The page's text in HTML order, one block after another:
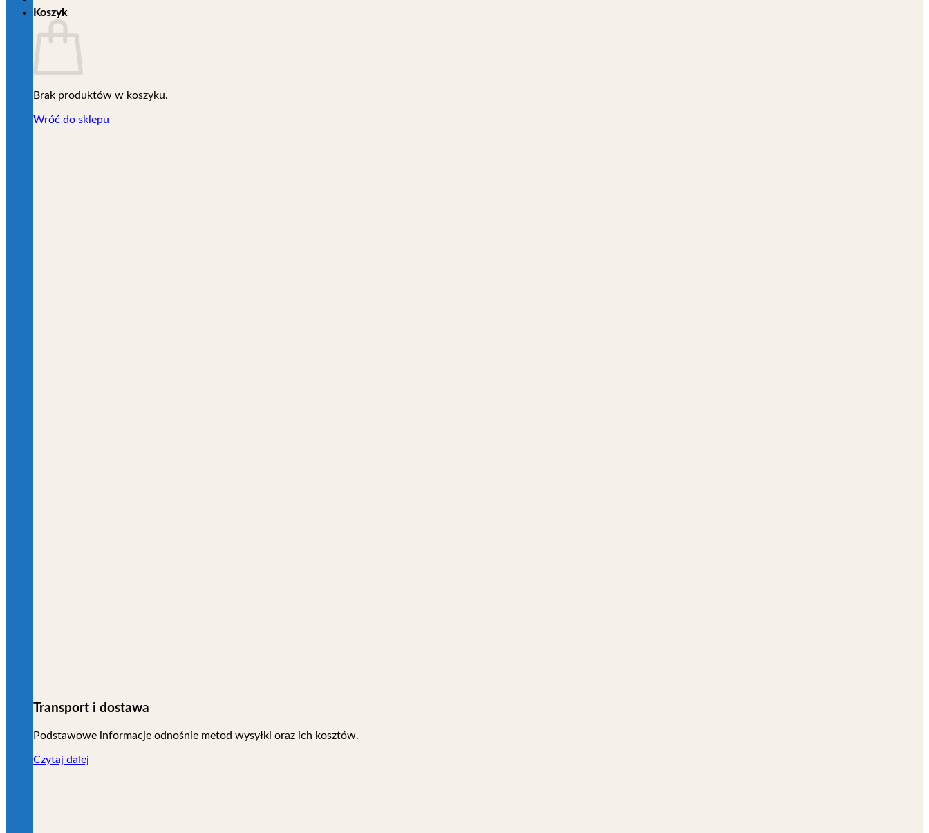
Koszyk
Brak produktów w koszyku.
Wróć do sklepu
Transport i dostawa
Podstawowe informacje odnośnie metod wysyłki oraz ich kosztów.
Czytaj dalej